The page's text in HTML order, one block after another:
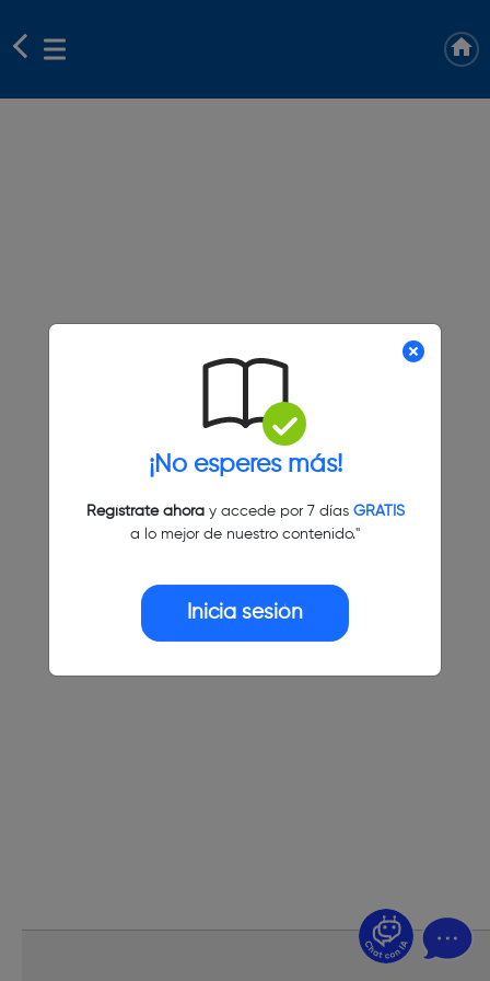
¡No esperes más!
Regístrate ahoray accede por 7 días GRATIS
a lo mejor de nuestro contenido."
Inicia sesión